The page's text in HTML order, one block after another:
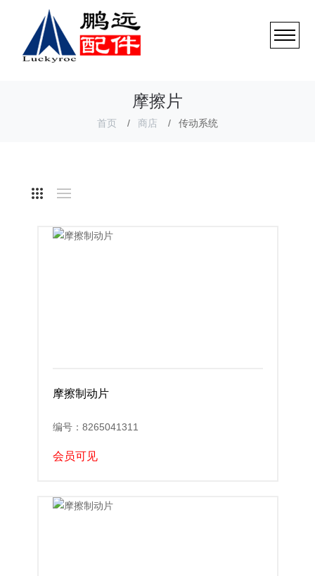
摩擦片
首页 商店 传动系统
摩擦制动片
编号：8265041311
会员可见